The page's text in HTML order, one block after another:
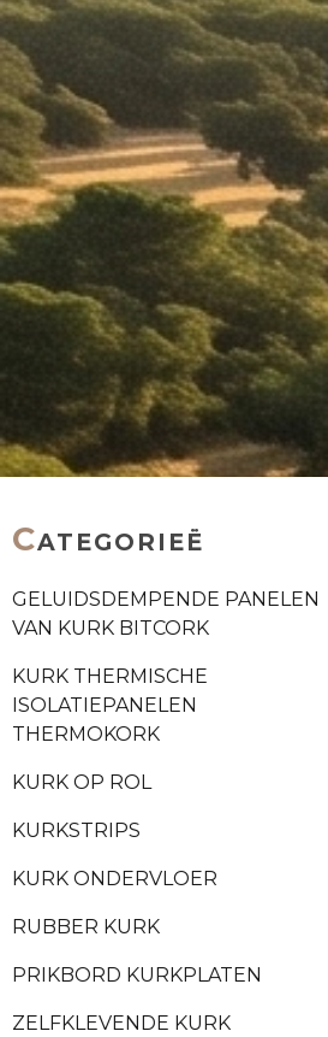
CATEGORIEË
GELUIDSDEMPENDE PANELEN
VAN KURK BITCORK
KURK THERMISCHE
ISOLATIEPANELEN
THERMOKORK
KURK OP ROL
KURKSTRIPS
KURK ONDERVLOER
RUBBER KURK
PRIKBORD KURKPLATEN
ZELFKLEVENDE KURK